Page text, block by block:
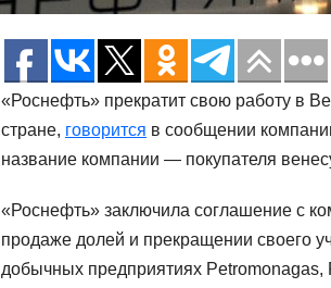
«Роснефть» прекратит свою работу в
стране, говорится в сообщении
название компании — покупателя
«Роснефть» заключила соглашение c
продаже долей и прекращении своего
добычных предприятиях